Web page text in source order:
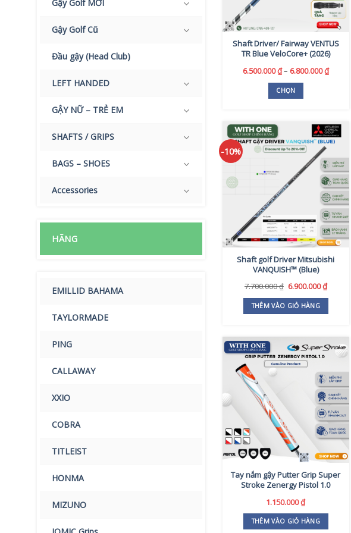
Gậy Golf MỚI
Gậy Golf Cũ
Đầu gậy (Head Club)
LEFT HANDED
GẬY NỮ – TRẺ EM
SHAFTS / GRIPS
BAGS – SHOES
Accessories
HÃNG
EMILLID BAHAMA
TAYLORMADE
PING
CALLAWAY
XXIO
COBRA
TITLEIST
HONMA
MIZUNO
Shaft Driver/ Fairway VENTUS
TR Blue VeloCore+ (2026)
6.500.000₫– 6.800.000₫Khoảng
CHỌN
có
nhiều
thể.
Các
có
thể
được
chọn
trên
trang
phẩm
-10%
Shaft golf Driver Mitsubishi
VANQUISH™ (Blue)
7.700.000₫ Giá
là:
7.700.000 ₫.
6.900.000₫Giá
là:
THÊM VÀO GIỎ HÀNG
Tay nắm gậy Putter Grip Super
Stroke Zenergy Pistol 1.0
1.150.000₫
THÊM VÀO GIỎ HÀNG